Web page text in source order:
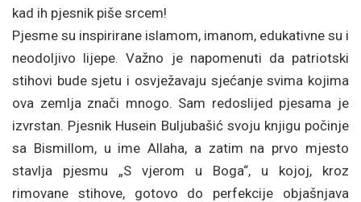
kad ih pjesnik piše srcem!
Pjesme su inspirirane islamom, imanom, edukativne su i
neodoljivo lijepe. Važno je napomenuti da patriotski
stihovi bude sjetu i osvježavaju sjećanje svima kojima
ova zemlja znači mnogo. Sam redoslijed pjesama je
izvrstan. Pjesnik Husein Buljubašić svoju knjigu počinje
sa Bismillom, u ime Allaha, a zatim na prvo mjesto
stavlja pjesmu „S vjerom u Boga“, u kojoj, kroz
rimovane stihove, gotovo do perfekcije objašnjava